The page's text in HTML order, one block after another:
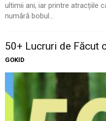
ultimii ani, iar printre atracțiile
numără bobul...
50+ Lucruri de Făcut
GOKID